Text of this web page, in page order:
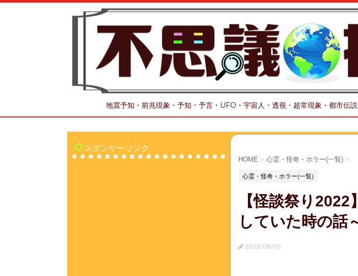
地震予知・前兆現象・予知・予言・UFO・宇宙人・透視・超常現象・都市伝
HOME > 心霊・怪奇・ホラー(一覧) >
心霊・怪奇・ホラー(一覧)
【怪談祭り
していた時の話
2022/08/05
スポンサーリンク